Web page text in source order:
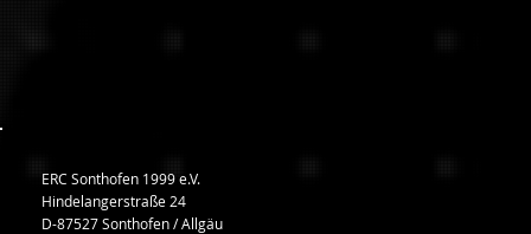
ERC Sonthofen 1999 e.V.
Hindelangerstraße 24
D-87527 Sonthofen / Allgäu